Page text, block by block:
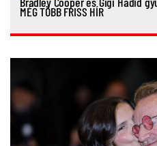
MÉG TÖBB FRISS HÍR